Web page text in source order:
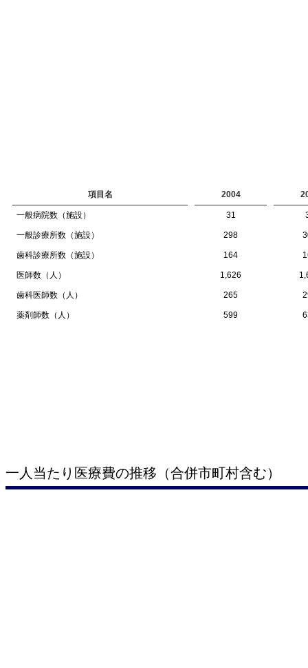
項目名 2004
一般病院数（施設） 31
一般診療所数（施設） 298
歯科診療所数（施設） 164
医師数（人） 1,626
歯科医師数（人） 265
薬剤師数（人） 599
一人当たり医療費の推移（合併市町村含む）